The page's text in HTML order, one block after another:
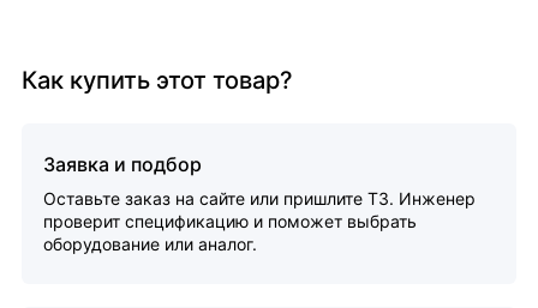
Как купить этот товар?
Заявка и подбор
Оставьте заказ на сайте или пришлите ТЗ. Инженер
проверит спецификацию и поможет выбрать
оборудование или аналог.